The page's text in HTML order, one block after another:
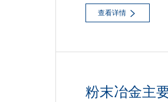
查看详情
粉末冶金主